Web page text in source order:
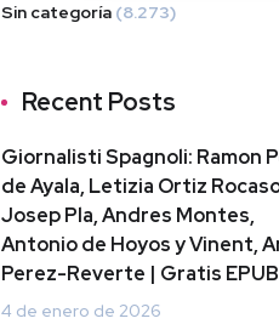
Sin categoría (8.273)
Recent Posts
Giornalisti Spagnoli: Ramon
de Ayala, Letizia Ortiz
Josep Pla, Andres Montes,
Antonio de Hoyos y Vinent,
Perez-Reverte | Gratis EPUB
4 de enero de 2026